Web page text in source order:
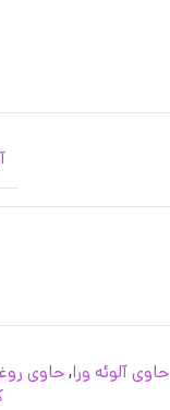
حاوی آلوئه ورا,حاوی